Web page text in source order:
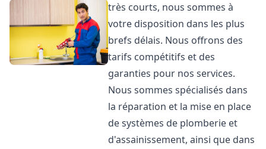
très courts, nous sommes à
votre disposition dans les plus
brefs délais. Nous offrons des
tarifs compétitifs et des
garanties pour nos services.
Nous sommes spécialisés dans
la réparation et la mise en place
de systèmes de plomberie et
d'assainissement, ainsi que dans